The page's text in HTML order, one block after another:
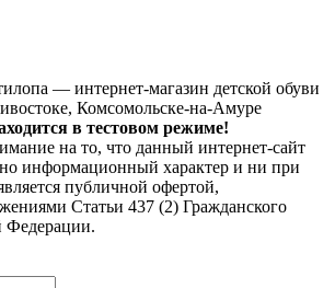
— интернет-магазин детской обуви
Комсомольске-на-Амуре
в тестовом режиме!
на то, что данный интернет-сайт
информационный характер и ни при
публичной офертой,
Статьи 437 (2) Гражданского
Федерации.